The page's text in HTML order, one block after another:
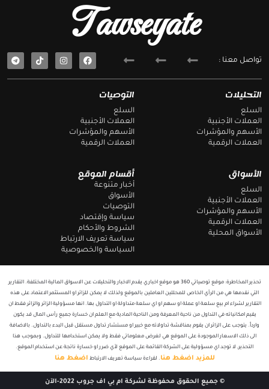
a
c
e
أقسام الموقع
أخبار متنوعة
الأسواق
التوصيات
سياسة وإقتصاد
الشروط والأحكام
سياسة تعريف الارتباط
السياسة والخصوصية
الأسواق
السلع
العملات الأجنبية
الأسهم والمؤشرات
العملات الرقمية
الأسواق المحلية
التوصيات
السلع
العملات الأجنبية
الأسهم والمؤشرات
العملات الرقمية
التحليلات
السلع
العملات الأجنبية
الأسهم والمؤشرات
العملات الرقمية
Tawseyate
تواصل معنا :
F
a
e
T
e
e
تحذير المخاطرة: موقع توصياتي 360 هو موقع اخباري يقدم الاخبار والتحليلات عن الاسواق المالية المختلفة. التقارير
التي نقدمها هي من الرأي الخاص للمحللين العاملين بالموقع ولذلك لا يمكن للزائر او المستثمر الاعتماد على هذه
التقارير لشراء ام بيع سلعة او عملة او سهم او اي سلعة متداولة او التداول بها. انها مسؤولية الزائر والزائر فقط ان
يقيم امكانياته في التداول من ناحية المعرفة ومن الناحية المادية مع العلم ان خسارة جميع رأس المال قد يكون
وارداً. يتوجب على الزائر ان يقوم بمناقشة تداولاته مع خبير او مستشار تداول مستقل قبل البدء بالتداول. بالاضافة
الى ذلك الاسعار الموجودة على الموقع هي لغرض معلوماتي فقط ولا يمكن استخدامها للتداول. وبموجب هذا
التحذير, لا توجد اي مسؤولية على الشركة القائمة على الموقع لأي ضرر او خسارة ناتجة عن استخدام الموقع.
للمزيد اضغط هنا . لقراءة سياسة تعريف الارتباط اضغط هنا
© جميع الحقوق محفوظة لشركة ام بي اف جروب 2022-الآن